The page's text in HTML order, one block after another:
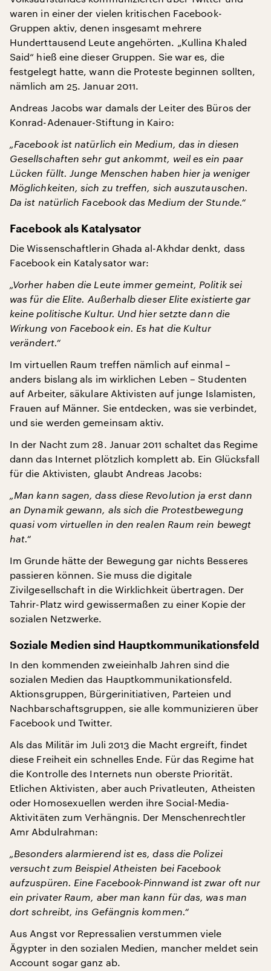
waren in einer der vielen kritischen Facebook-
Gruppen aktiv, denen insgesamt mehrere
Hunderttausend Leute angehörten. „Kullina Khaled
Said“ hieß eine dieser Gruppen. Sie war es, die
festgelegt hatte, wann die Proteste beginnen sollten,
nämlich am 25. Januar 2011.
Andreas Jacobs war damals der Leiter des Büros der
Konrad-Adenauer-Stiftung in Kairo:
„Facebook ist natürlich ein Medium, das in diesen
Gesellschaften sehr gut ankommt, weil es ein paar
Lücken füllt. Junge Menschen haben hier ja weniger
Möglichkeiten, sich zu treffen, sich auszutauschen.
Da ist natürlich Facebook das Medium der Stunde.“
Facebook als Katalysator
Die Wissenschaftlerin Ghada al-Akhdar denkt, dass
Facebook ein Katalysator war:
„Vorher haben die Leute immer gemeint, Politik sei
was für die Elite. Außerhalb dieser Elite existierte gar
keine politische Kultur. Und hier setzte dann die
Wirkung von Facebook ein. Es hat die Kultur
verändert.“
Im virtuellen Raum treffen nämlich auf einmal –
anders bislang als im wirklichen Leben – Studenten
auf Arbeiter, säkulare Aktivisten auf junge Islamisten,
Frauen auf Männer. Sie entdecken, was sie verbindet,
und sie werden gemeinsam aktiv.
In der Nacht zum 28. Januar 2011 schaltet das Regime
dann das Internet plötzlich komplett ab. Ein Glücksfall
für die Aktivisten, glaubt Andreas Jacobs:
„Man kann sagen, dass diese Revolution ja erst dann
an Dynamik gewann, als sich die Protestbewegung
quasi vom virtuellen in den realen Raum rein bewegt
hat.“
Im Grunde hätte der Bewegung gar nichts Besseres
passieren können. Sie muss die digitale
Zivilgesellschaft in die Wirklichkeit übertragen. Der
Tahrir-Platz wird gewissermaßen zu einer Kopie der
sozialen Netzwerke.
Soziale Medien sind Hauptkommunikationsfeld
In den kommenden zweieinhalb Jahren sind die
sozialen Medien das Hauptkommunikationsfeld.
Aktionsgruppen, Bürgerinitiativen, Parteien und
Nachbarschaftsgruppen, sie alle kommunizieren über
Facebook und Twitter.
Als das Militär im Juli 2013 die Macht ergreift, findet
diese Freiheit ein schnelles Ende. Für das Regime hat
die Kontrolle des Internets nun oberste Priorität.
Etlichen Aktivisten, aber auch Privatleuten, Atheisten
oder Homosexuellen werden ihre Social-Media-
Aktivitäten zum Verhängnis. Der Menschenrechtler
Amr Abdulrahman:
„Besonders alarmierend ist es, dass die Polizei
versucht zum Beispiel Atheisten bei Facebook
aufzuspüren. Eine Facebook-Pinnwand ist zwar oft nur
ein privater Raum, aber man kann für das, was man
dort schreibt, ins Gefängnis kommen.“
Aus Angst vor Repressalien verstummen viele
Ägypter in den sozialen Medien, mancher meldet sein
Account sogar ganz ab.